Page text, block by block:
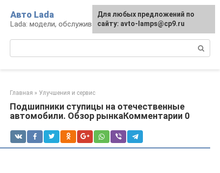
контенту
Авто Lada
Lada: модели, обслуживание, ремонт и тюнинг
Главная » Улучшения и сервис
Подшипники ступицы на отечественные
автомобили. Обзор рынкаКомментарии 0
Для любых предложений по
сайту: avto-lamps@cp9.ru